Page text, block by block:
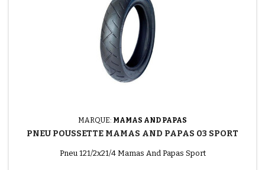
MARQUE: MAMAS AND PAPAS
PNEU POUSSETTE MAMAS AND PAPAS 03 SPORT
Pneu 121/2x21/4 Mamas And Papas Sport